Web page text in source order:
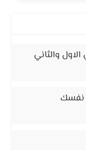
والثاني
نفسك